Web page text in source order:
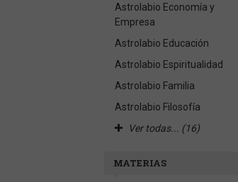
Astrolabio Economía y
Empresa
Astrolabio Educación
Astrolabio Espiritualidad
Astrolabio Familia
Astrolabio Filosofía
Ver todas... (16)
MATERIAS